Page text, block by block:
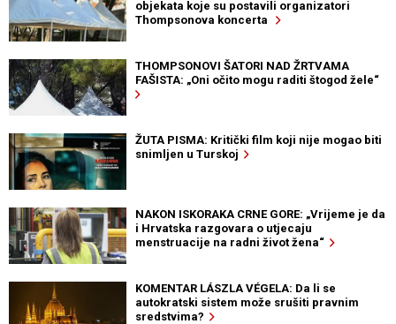
objekata koje su postavili organizatori
Thompsonova koncerta
THOMPSONOVI ŠATORI NAD ŽRTVAMA
FAŠISTA: „Oni očito mogu raditi štogod žele“
ŽUTA PISMA: Kritički film koji nije mogao biti
snimljen u Turskoj
NAKON ISKORAKA CRNE GORE: „Vrijeme je da
i Hrvatska razgovara o utjecaju
menstruacije na radni život žena“
KOMENTAR LÁSZLA VÉGELA: Da li se
autokratski sistem može srušiti pravnim
sredstvima?